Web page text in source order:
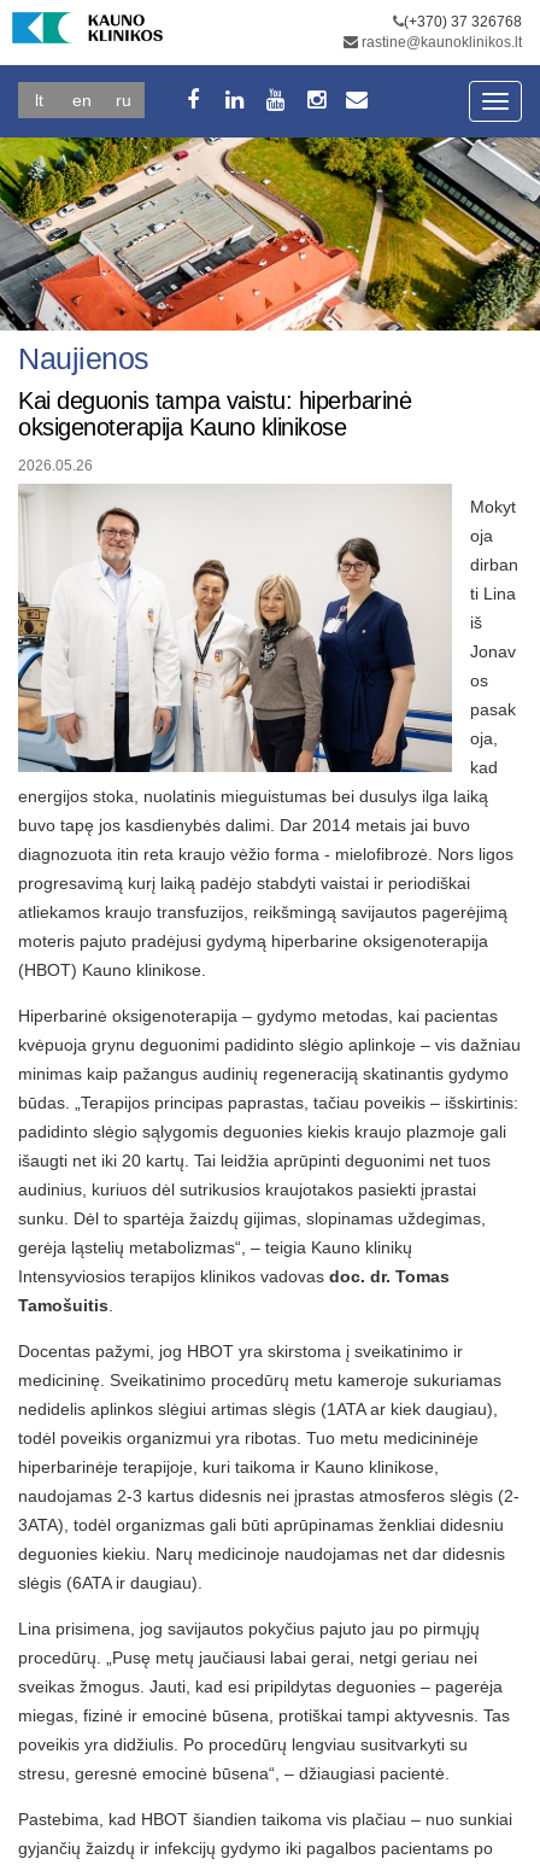
(+370) 37 326768
rastine@kaunoklinikos.lt
lt en ru
Naujienos
Kai deguonis tampa vaistu: hiperbarinė
oksigenoterapija Kauno klinikose
2026.05.26
Mokyt
oja
dirban
ti Lina
iš
Jonav
os
pasak
oja,
kad
energijos stoka, nuolatinis mieguistumas bei dusulys ilga laiką
buvo tapę jos kasdienybės dalimi. Dar 2014 metais jai buvo
diagnozuota itin reta kraujo vėžio forma - mielofibrozė. Nors ligos
progresavimą kurį laiką padėjo stabdyti vaistai ir periodiškai
atliekamos kraujo transfuzijos, reikšmingą savijautos pagerėjimą
moteris pajuto pradėjusi gydymą hiperbarine oksigenoterapija
(HBOT) Kauno klinikose.
Hiperbarinė oksigenoterapija – gydymo metodas, kai pacientas
kvėpuoja grynu deguonimi padidinto slėgio aplinkoje – vis dažniau
minimas kaip pažangus audinių regeneraciją skatinantis gydymo
būdas. „Terapijos principas paprastas, tačiau poveikis – išskirtinis:
padidinto slėgio sąlygomis deguonies kiekis kraujo plazmoje gali
išaugti net iki 20 kartų. Tai leidžia aprūpinti deguonimi net tuos
audinius, kuriuos dėl sutrikusios kraujotakos pasiekti įprastai
sunku. Dėl to spartėja žaizdų gijimas, slopinamas uždegimas,
gerėja ląstelių metabolizmas“, – teigia Kauno klinikų
Intensyviosios terapijos klinikos vadovas doc. dr. Tomas
Tamošuitis
Docentas pažymi, jog HBOT yra skirstoma į sveikatinimo ir
medicininę. Sveikatinimo procedūrų metu kameroje sukuriamas
nedidelis aplinkos slėgiui artimas slėgis (1ATA ar kiek daugiau),
todėl poveikis organizmui yra ribotas. Tuo metu medicininėje
hiperbarinėje terapijoje, kuri taikoma ir Kauno klinikose,
naudojamas 2-3 kartus didesnis nei įprastas atmosferos slėgis (2-
3ATA), todėl organizmas gali būti aprūpinamas ženkliai didesniu
deguonies kiekiu. Narų medicinoje naudojamas net dar didesnis
slėgis (6ATA ir daugiau).
Lina prisimena, jog savijautos pokyčius pajuto jau po pirmųjų
procedūrų. „Pusę metų jaučiausi labai gerai, netgi geriau nei
sveikas žmogus. Jauti, kad esi pripildytas deguonies – pagerėja
miegas, fizinė ir emocinė būsena, protiškai tampi aktyvesnis. Tas
poveikis yra didžiulis. Po procedūrų lengviau susitvarkyti su
stresu, geresnė emocinė būsena“, – džiaugiasi pacientė.
Pastebima, kad HBOT šiandien taikoma vis plačiau – nuo sunkiai
gyjančių žaizdų ir infekcijų gydymo iki pagalbos pacientams po